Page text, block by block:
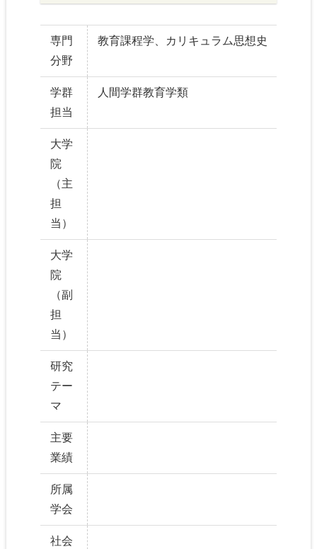
専門
分野
教育課程学、カリキュラム思想史
学群
担当
人間学群教育学類
大学
院
（主
担
当）
大学
院
（副
担
当）
研究
テー
マ
主要
業績
所属
学会
社会